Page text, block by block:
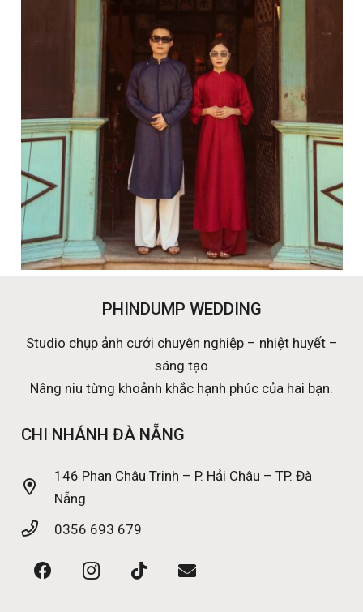
PHINDUMP WEDDING
Studio chụp ảnh cưới chuyên nghiệp – nhiệt huyết –
sáng tạo
Nâng niu từng khoảnh khắc hạnh phúc của hai bạn.
CHI NHÁNH ĐÀ NẴNG
146 Phan Châu Trinh – P. Hải Châu – TP. Đà
Nẵng
0356 693 679